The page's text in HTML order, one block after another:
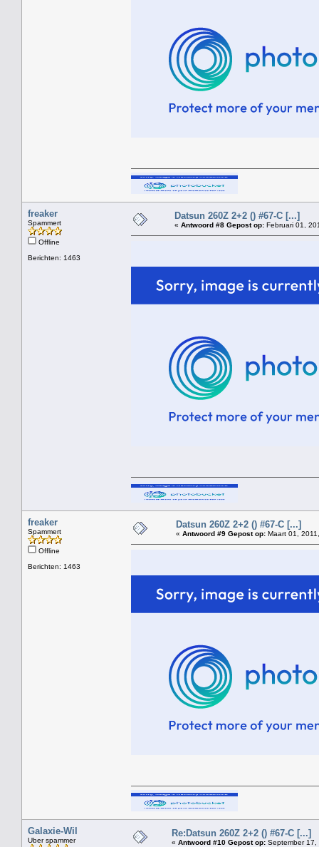
freaker
Spammert
Offline
Berichten: 1463
Datsun 260Z 2+2 () #67-C [...]
« Antwoord #8 Gepost op: Februari 01,
freaker
Spammert
Offline
Berichten: 1463
Datsun 260Z 2+2 () #67-C [...]
« Antwoord #9 Gepost op: Maart 01,
Galaxie-Wil
Uber spammer
Re:Datsun 260Z 2+2 () #67-C [...]
« Antwoord #10 Gepost op: September